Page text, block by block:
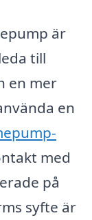
är
till
en mer
en
med
på
syfte är